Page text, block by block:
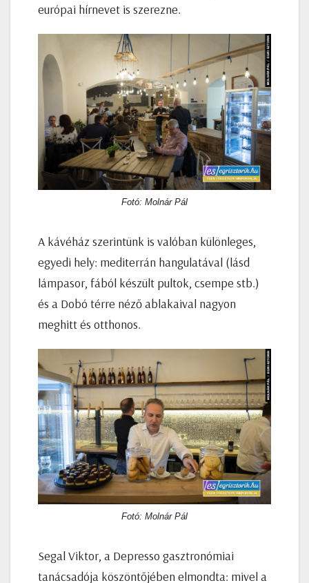
európai hírnevet is szerezne.
Fotó: Molnár Pál
A kávéház szerintünk is valóban különleges,
egyedi hely: mediterrán hangulatával (lásd
lámpasor, fából készült pultok, csempe stb.)
és a Dobó térre néző ablakaival nagyon
meghitt és otthonos.
Fotó: Molnár Pál
Segal Viktor, a Depresso gasztronómiai
tanácsadója köszöntőjében elmondta: mivel a